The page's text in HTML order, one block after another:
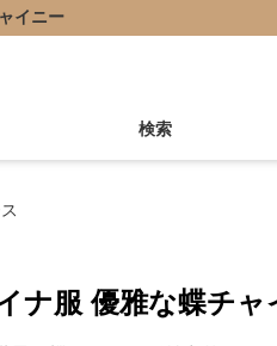
イニー
検索
ナ服 優雅な蝶チャ